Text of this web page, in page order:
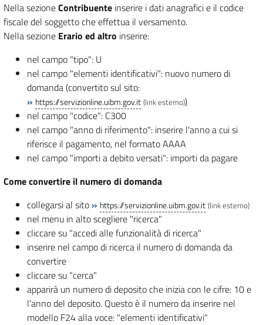
Nella sezioneContribuente inserire i dati anagrafici e il codice
fiscale del soggetto che effettua il versamento.
Nella sezione Erario ed altro inserire:
nel campo "tipo": U
nel campo "elementi identificativi": nuovo numero di
domanda (convertito sul sito:
» https://servizionline.uibm.gov.it (link esterno))
nel campo "codice": C300
nel campo "anno di riferimento": inserire l'anno a cui si
riferisce il pagamento, nel formato AAAA
nel campo "importi a debito versati": importi da pagare
Come convertire il numero di domanda
collegarsi al sito» https://servizionline.uibm.gov.it (link esterno)
nel menu in alto scegliere "ricerca"
cliccare su "accedi alle funzionalità di ricerca"
inserire nel campo di ricerca il numero di domanda da
convertire
cliccare su "cerca"
apparirà un numero di deposito che inizia con le cifre: 10 e
l'anno del deposito. Questo è il numero da inserire nel
modello F24 alla voce: "elementi identificativi"